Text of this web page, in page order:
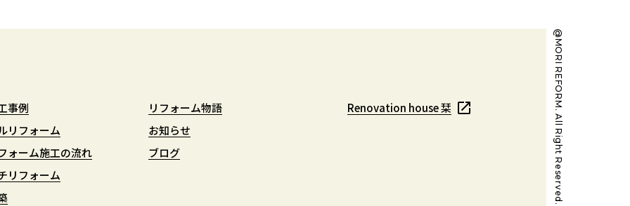
事例
事例
リフォーム
リフォーム
ォーム施工の流れ
ォーム施工の流れ
リフォーム
リフォーム
リフォーム物語
リフォーム物語
お知らせ
お知らせ
ブログ
ブログ
Renovation house 栞
Renovation house 栞 @MORI REFORM. All Right Reserved.